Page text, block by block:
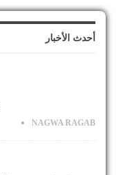
أحدث الأخبار
NAGWA RAGAB